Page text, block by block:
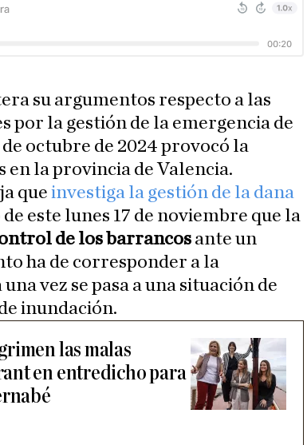
su argumentos respecto a las
por la gestión de la emergencia de
octubre de 2024 provocó la
en la provincia de Valencia.
que investiga la gestión de la dana
este lunes 17 de noviembre que la
de los barrancos ante un
ha de corresponder a la
vez se pasa a una situación de
inundación.
las malas
en entredicho para